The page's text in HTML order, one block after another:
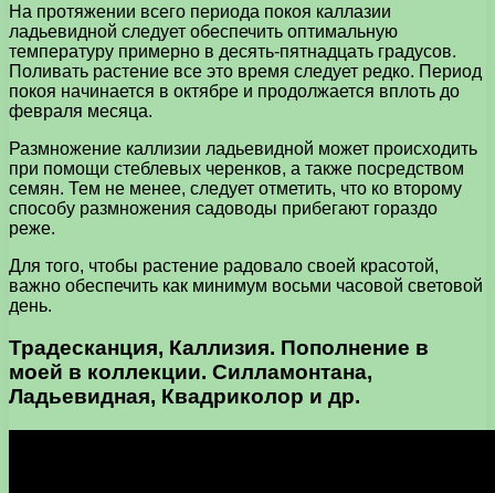
На протяжении всего периода покоя каллазии
ладьевидной следует обеспечить оптимальную
температуру примерно в десять-пятнадцать градусов.
Поливать растение все это время следует редко. Период
покоя начинается в октябре и продолжается вплоть до
февраля месяца.
Размножение каллизии ладьевидной может происходить
при помощи стеблевых черенков, а также посредством
семян. Тем не менее, следует отметить, что ко второму
способу размножения садоводы прибегают гораздо
реже.
Для того, чтобы растение радовало своей красотой,
важно обеспечить как минимум восьми часовой световой
день.
Традесканция, Каллизия. Пополнение в
моей в коллекции. Силламонтана,
Ладьевидная, Квадриколор и др.